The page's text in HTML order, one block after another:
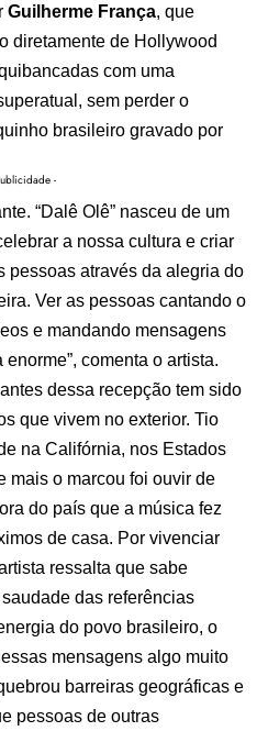
Guilherme França, que
diretamente de Hollywood
com uma
sem perder o
brasileiro gravado por
-
“Dalê Olê” nasceu de um
a nossa cultura e criar
pessoas através da alegria do
Ver as pessoas cantando o
e mandando mensagens
comenta o artista.
dessa recepção tem sido
que vivem no exterior. Tio
na Califórnia, nos Estados
mais o marcou foi ouvir de
do país que a música fez
de casa. Por vivenciar
ressalta que sabe
das referências
do povo brasileiro, o
mensagens algo muito
barreiras geográficas e
pessoas de outras